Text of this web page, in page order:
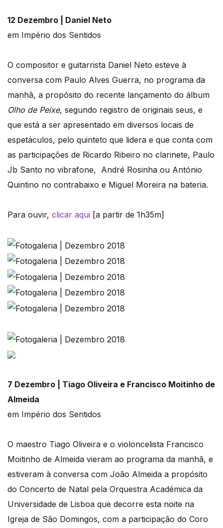
12 Dezembro | Daniel Neto
em Império dos Sentidos
O compositor e guitarrista Daniel Neto esteve à
conversa com Paulo Alves Guerra, no programa da
manhã, a propósito do recente lançamento do álbum
Olho de Peixe, segundo registro de originais seus, e
que está a ser apresentado em diversos locais de
espetáculos, pelo quinteto que lidera e que conta com
as participações de Ricardo Ribeiro no clarinete, Paulo
Jb Santo no vibrafone, André Rosinha ou António
Quintino no contrabaixo e Miguel Moreira na bateria.
Para ouvir, clicar aqui [a partir de 1h35m]
7 Dezembro | Tiago Oliveira e Francisco Moitinho de
Almeida
em Império dos Sentidos
O maestro Tiago Oliveira e o violoncelista Francisco
Moitinho de Almeida vieram ao programa da manhã, e
estiveram à conversa com João Almeida a propósito
do Concerto de Natal pela Orquestra Académica da
Universidade de Lisboa que decorre esta noite na
Igreja de São Domingos, com a participação do Coro